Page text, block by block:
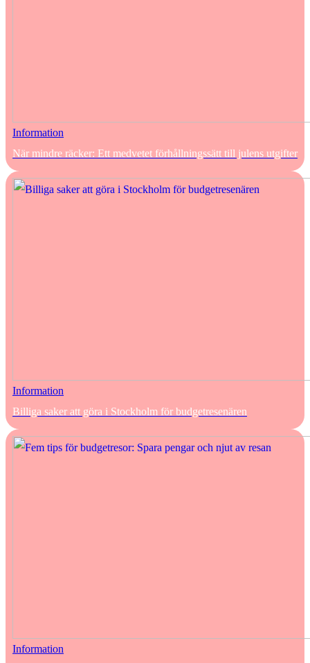
Information
När mindre räcker: Ett medvetet förhållningssätt till julens utgifter
Information
Billiga saker att göra i Stockholm för budgetresenären
Information